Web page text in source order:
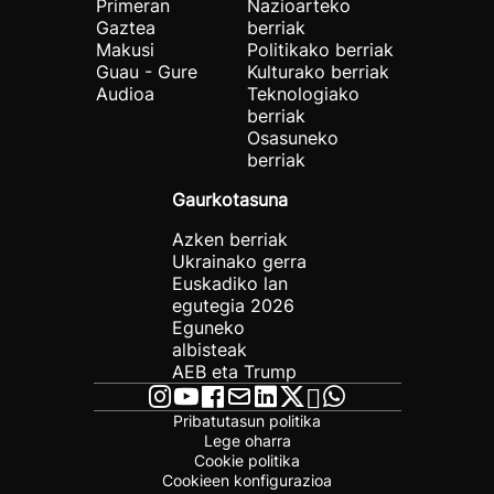
Primeran
Gaztea
Makusi
Guau - Gure
Audioa
Nazioarteko
berriak
Politikako berriak
Kulturako berriak
Teknologiako
berriak
Osasuneko
berriak
Gaurkotasuna
Azken berriak
Ukrainako gerra
Euskadiko lan
egutegia 2026
Eguneko
albisteak
AEB eta Trump
Pribatutasun politika
Lege oharra
Cookie politika
Cookieen konfigurazioa